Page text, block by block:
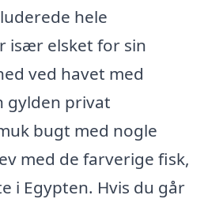
hele
især elsket for sin
ved havet med
gylden privat
bugt med nogle
med de farverige fisk,
i Egypten. Hvis du går